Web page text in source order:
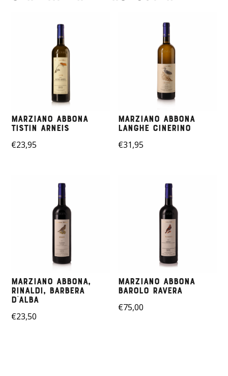
Marziano Abbona
Tistin Arneis
€23,95
Marziano Abbona
Langhe Cinerino
€31,95
Marziano Abbona,
Rinaldi, Barbera
D’alba
€23,50
Marziano Abbona
Barolo Ravera
€75,00